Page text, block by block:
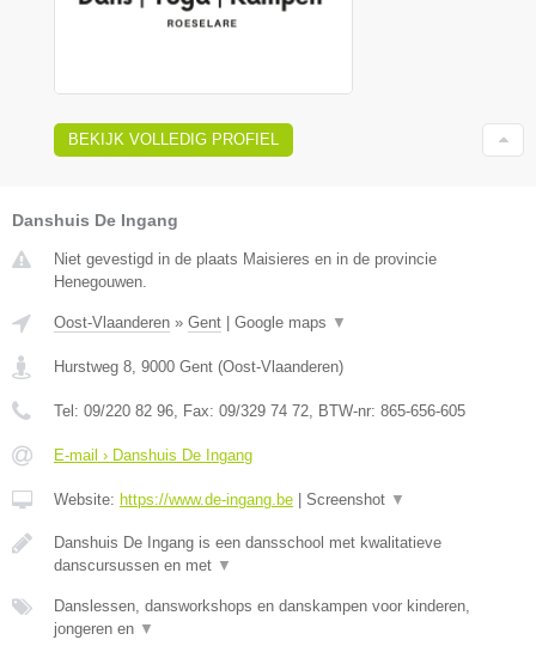
BEKIJK VOLLEDIG PROFIEL
Danshuis De Ingang
Niet gevestigd in de plaats Maisieres en in de provincie
Henegouwen.
Oost-Vlaanderen » Gent Google maps ▼
Hurstweg 8 9000 Gent (Oost-Vlaanderen)
Tel: 09/220 82 96 , Fax: 09/329 74 72 , BTW-nr: 865-656-605
E-mail › Danshuis De Ingang
Website: https://www.de-ingang.be Screenshot ▼
Danshuis De Ingang is een dansschool met kwalitatieve
danscursussen en met ▼
Danslessen, dansworkshops en danskampen voor kinderen,
jongeren en ▼